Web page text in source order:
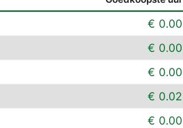
€ 0.00
€ 0.00
€ 0.00
€ 0.02
€ 0.00